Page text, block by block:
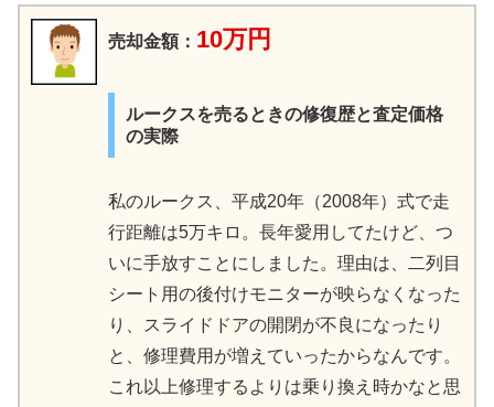
売却金額： 10万円
ルークスを売るときの修復歴と査定価格
の実際
私のルークス、平成20年（2008年）式で走
行距離は5万キロ。長年愛用してたけど、つ
いに手放すことにしました。理由は、二列目
シート用の後付けモニターが映らなくなった
り、スライドドアの開閉が不良になったり
と、修理費用が増えていったからなんです。
これ以上修理するよりは乗り換え時かなと思